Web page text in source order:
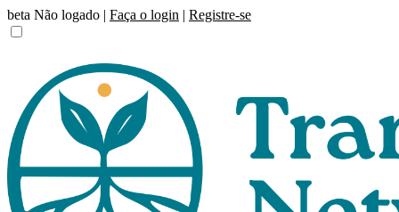
beta Não logado | Faça o login | Registre-se